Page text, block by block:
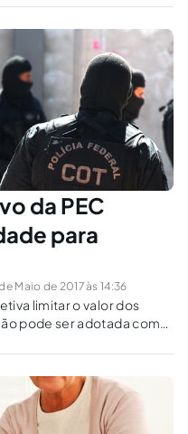
da PEC
para
Maio de 2017 às 14:36
limitar o valor dos
pode ser adotada como
jogo desta forma,
critério razoável.